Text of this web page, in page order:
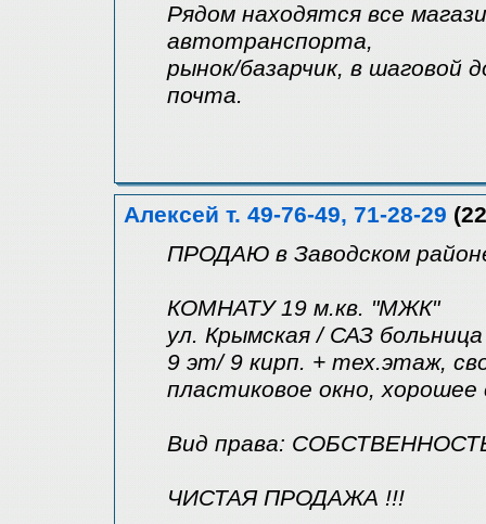
Рядом находятся все
автотранспорта,
рынок/базарчик, в шаговой
почта.
Алексей т. 49-76-49, 71-28-29
ПРОДАЮ в Заводском
КОМНАТУ 19 м.кв. "МЖК"
ул. Крымская / САЗ больница
9 эт/ 9 кирп. + тех.этаж,
пластиковое окно, хорошее
Вид права:
ЧИСТАЯ ПРОДАЖА !!!